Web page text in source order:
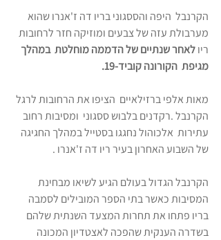
הקרנבל  היפה והססגוני בריו דה ז'אנרו שהוא
מערבולת עזה של צבעים ומוזיקה חזר לרחובות
ריו לאחר שנתיים של הדממה מוחלטת  במהלך
מגיפת  הקורונה קוביד-19.
מאות אלפי ברזילאיים  הציפו את הרחובות לרגל
הקרנבל .רקדנים בלבוש ססגוני  ומסיבות רחוב
עתירות  אלכוהול נחגגו בסטייל במהלך החגיגה
של השבוע האחרון בעיר ריו דה ז'אנרו .
הקרנבל הגדול בעולם הגיע לשיאו מבחינת
המסיבות כאשר בתי הספר המובילים לסמבה
בריו פתחו את תחרות המצעד השנתית שלהם
בשדרה הענקית שהפכה לאצטדיון המכונה